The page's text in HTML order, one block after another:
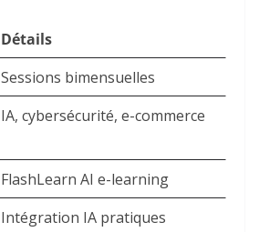
Détails
Sessions bimensuelles
IA, cybersécurité, e-commerce
FlashLearn AI e-learning
Intégration IA pratiques